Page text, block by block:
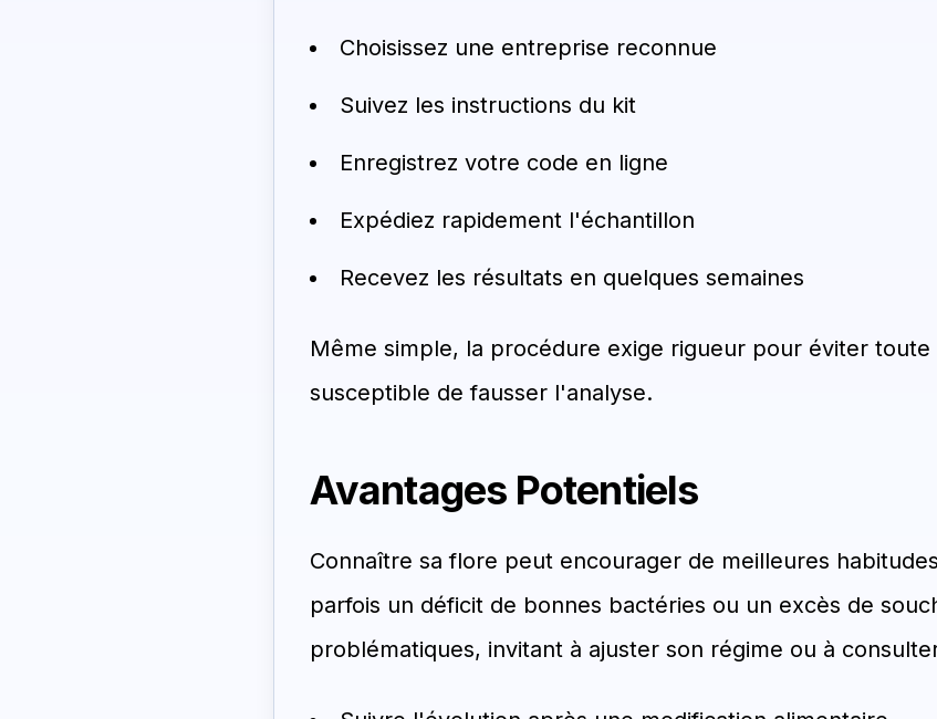
Choisissez une entreprise reconnue
Suivez les instructions du kit
Enregistrez votre code en ligne
Expédiez rapidement l'échantillon
Recevez les résultats en quelques semaines
Même simple, la procédure exige rigueur pour éviter toute
susceptible de fausser l'analyse.
Avantages Potentiels
Connaître sa flore peut encourager de meilleures
parfois un déficit de bonnes bactéries ou un excès de
problématiques, invitant à ajuster son régime ou à